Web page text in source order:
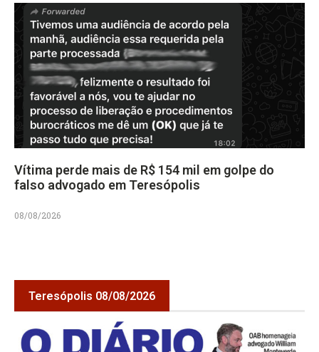
Vítima perde mais de R$ 154 mil em golpe do
falso advogado em Teresópolis
08/08/2026
Teresópolis 08/08/2026